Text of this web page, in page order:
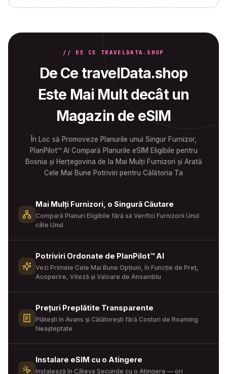
// DE CE TRAVELDATA.SHOP
De Ce travelData.shop
Este Mai Mult decât un
Magazin de eSIM
În Loc să Promoveze Planurile unui Singur Furnizor,
PlanPilot™ AI Compară Planurile eSIM Eligibile pentru
Bosnia și Herțegovina de la Mai Mulți Furnizori și Arată
Cele Mai Bune Potriviri pentru Călătoria Ta
Mai Mulți Furnizori, o Singură Căutare
Compară Planuri Eligibile fără să Verifici Furnizorii Unul
câte Unul
Potriviri Ordonate de PlanPilot™ AI
Vezi Primele Cele Mai Bune Opțiuni, în Funcție de Preț,
Acoperire, Viteză și Valoare de Ansamblu
Prețuri Preplătite Transparente
Plătești în Avans și Călătorești fără Costuri de Roaming
Neașteptate
Instalare eSIM cu o Atingere
Instalează în Câteva Secunde cu o Atingere — ori